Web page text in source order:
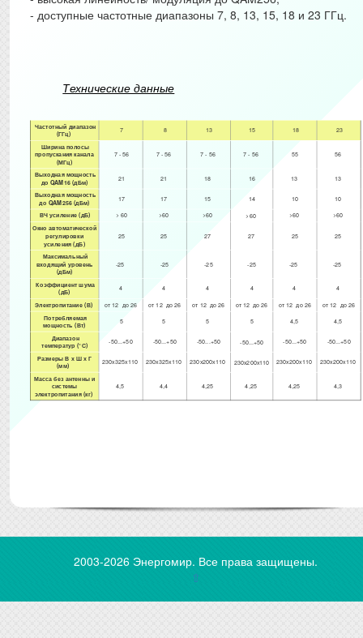
-доступные частотные диапазоны 7, 8, 13, 15, 18 и 23 ГГц.
Технические данные
Частотный диапазон
(ГГц)
7 8 13 15 18 23
Ширина полосы
пропускания канала
(МГц)
7 - 56 7 - 56 7 - 56 7 - 56 55 56
Выходная мощность
до QAM16 (дБм)
21 21 18 16 13
13
Выходная мощность
до QAM256 (дБм)
17 17 15 14 10 10
ВЧ усиление (дБ) > 60 >60 >60 >60 >60
>60
Окно автоматической
регулировки
усиления (дБ)
25 25 27 27 25 25
Максимальный
входящий уровень
(дБм)
-25 -25 -25 -25 -25 -25
Коэффициент шума
(дБ) 4 4 4 4 4 4
Электропитание (В) от 12 до 26 от 12 до 26 от 12 до 26 от 12 до 26 от 12 до 26 от 12 до 26
Потребляемая
мощность (Вт)
5 5 5 5 4,5 4,5
Диапазон
температур (°С) -50...+50 -50...+50 -50...+50 -50...+50 -50...+50
-50...+50
Размеры В х Ш х Г
(мм)
230х325х110 230х325х110 230х200х110 230х200х110 230х200х110
230х200х110
Масса без антенны и
системы
электропитания (кг)
4,5 4,4 4,25 4,25 4,25 4,3
2003-2026 Энергомир. Все права защищены.
⇧